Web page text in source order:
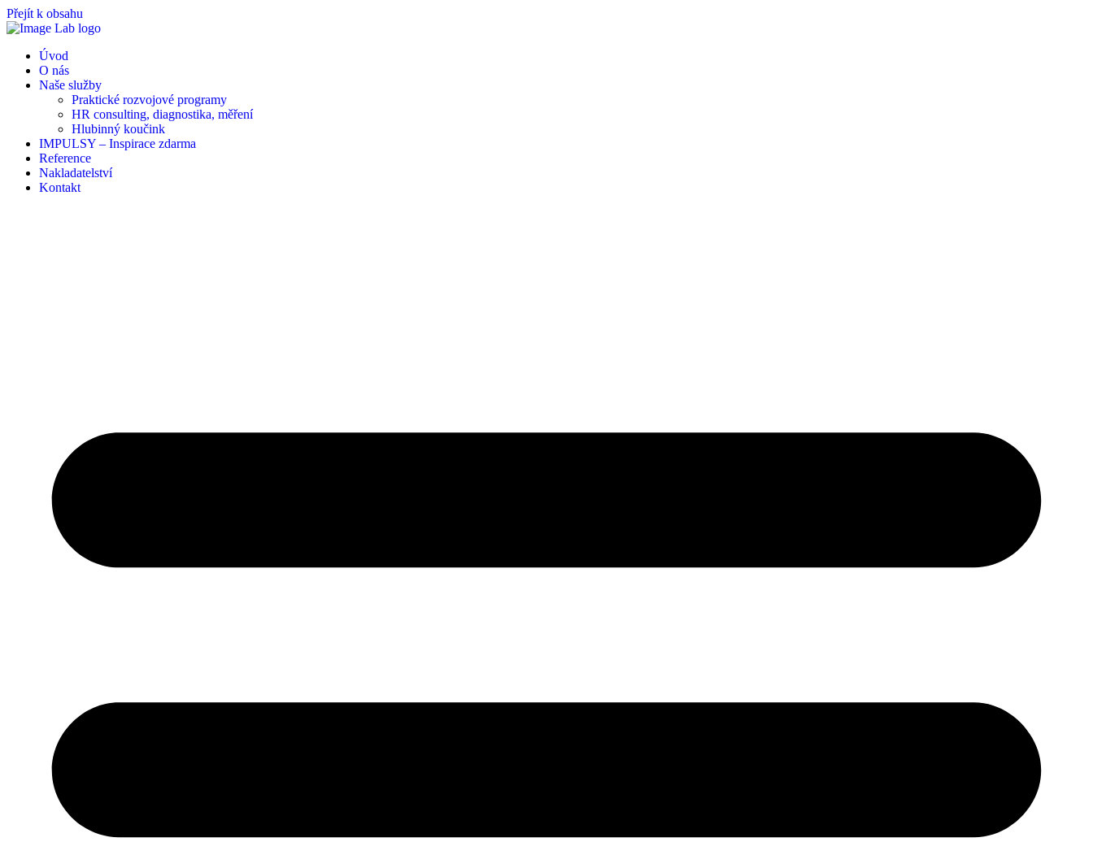
Přejít k obsahu
Úvod
O nás
Naše služby
Praktické rozvojové programy
HR consulting, diagnostika, měření
Hlubinný koučink
IMPULSY – Inspirace zdarma
Reference
Nakladatelství
Kontakt